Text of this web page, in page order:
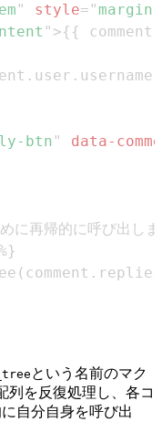
" style= "
" >{{
btn "
data-
という名前のマク
列を反復処理し、各コ
自分自身を呼び出